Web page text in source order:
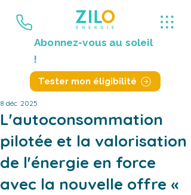
Abonnez-vous au soleil
!
Tester mon éligibilité
L'autoconsommation
pilotée et la valorisation
de l'énergie en force
avec la nouvelle offre «
8 déc. 2025